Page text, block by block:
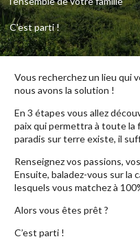
C'est parti !
Vous recherchez un lieu qui
nous avons la solution !
En 3 étapes vous allez
paix qui permettra à toute la
paradis sur terre existe, il
Renseignez vos passions,
Ensuite, baladez-vous sur la
lesquels vous matchez à
Alors vous êtes prêt ?
C’est parti !